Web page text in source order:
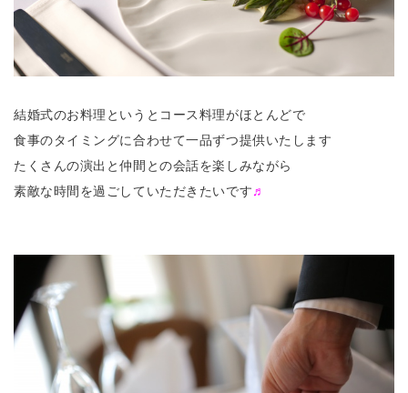
結婚式のお料理というとコース料理がほとんどで
食事のタイミングに合わせて一品ずつ提供いたします
たくさんの演出と仲間との会話を楽しみながら
素敵な時間を過ごしていただきたいです♬